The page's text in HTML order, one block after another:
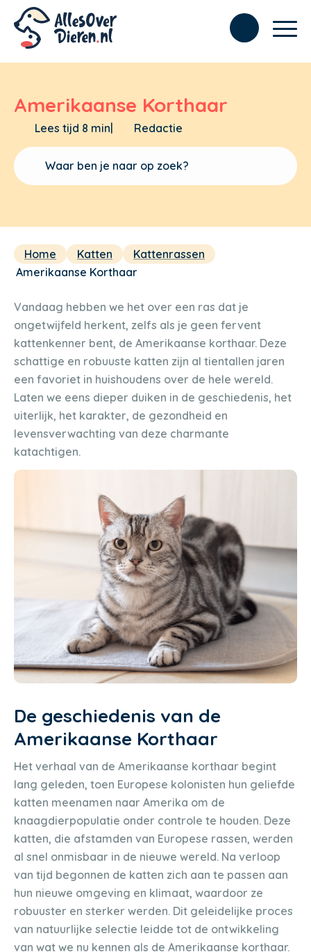
Amerikaanse Korthaar
Lees tijd 8 min| Redactie
Home Katten
Kattenrassen
Amerikaanse Korthaar
Vandaag hebben we het over een ras dat je
ongetwijfeld herkent, zelfs als je geen fervent
kattenkenner bent, de Amerikaanse korthaar. Deze
schattige en robuuste katten zijn al tientallen jaren
een favoriet in huishoudens over de hele wereld.
Laten we eens dieper duiken in de geschiedenis, het
uiterlijk, het karakter, de gezondheid en
levensverwachting van deze charmante
katachtigen.
De geschiedenis van de
Amerikaanse Korthaar
Het verhaal van de Amerikaanse korthaar begint
lang geleden, toen Europese kolonisten hun geliefde
katten meenamen naar Amerika om de
knaagdierpopulatie onder controle te houden. Deze
katten, die afstamden van Europese rassen, werden
al snel onmisbaar in de nieuwe wereld. Na verloop
van tijd begonnen de katten zich aan te passen aan
hun nieuwe omgeving en klimaat, waardoor ze
robuuster en sterker werden. Dit geleidelijke proces
van natuurlijke selectie leidde tot de ontwikkeling
van wat we nu kennen als de Amerikaanse korthaar.